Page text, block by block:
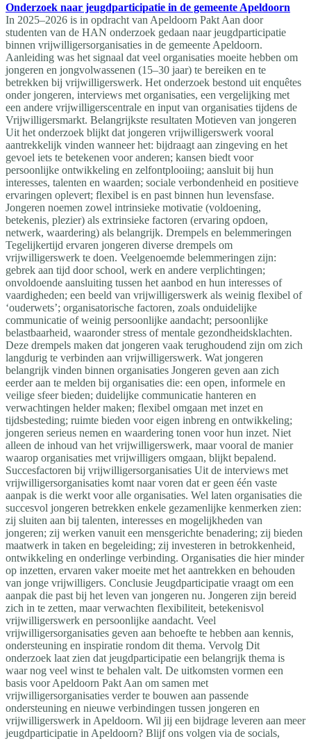
Onderzoek naar jeugdparticipatie in de gemeente Apeldoorn
In 2025–2026 is in opdracht van Apeldoorn Pakt Aan door
studenten van de HAN onderzoek gedaan naar jeugdparticipatie
binnen vrijwilligersorganisaties in de gemeente Apeldoorn.
Aanleiding was het signaal dat veel organisaties moeite hebben om
jongeren en jongvolwassenen (15–30 jaar) te bereiken en te
betrekken bij vrijwilligerswerk. Het onderzoek bestond uit enquêtes
onder jongeren, interviews met organisaties, een vergelijking met
een andere vrijwilligerscentrale en input van organisaties tijdens de
Vrijwilligersmarkt. Belangrijkste resultaten Motieven van jongeren
Uit het onderzoek blijkt dat jongeren vrijwilligerswerk vooral
aantrekkelijk vinden wanneer het: bijdraagt aan zingeving en het
gevoel iets te betekenen voor anderen; kansen biedt voor
persoonlijke ontwikkeling en zelfontplooiing; aansluit bij hun
interesses, talenten en waarden; sociale verbondenheid en positieve
ervaringen oplevert; flexibel is en past binnen hun levensfase.
Jongeren noemen zowel intrinsieke motivatie (voldoening,
betekenis, plezier) als extrinsieke factoren (ervaring opdoen,
netwerk, waardering) als belangrijk. Drempels en belemmeringen
Tegelijkertijd ervaren jongeren diverse drempels om
vrijwilligerswerk te doen. Veelgenoemde belemmeringen zijn:
gebrek aan tijd door school, werk en andere verplichtingen;
onvoldoende aansluiting tussen het aanbod en hun interesses of
vaardigheden; een beeld van vrijwilligerswerk als weinig flexibel of
‘ouderwets’; organisatorische factoren, zoals onduidelijke
communicatie of weinig persoonlijke aandacht; persoonlijke
belastbaarheid, waaronder stress of mentale gezondheidsklachten.
Deze drempels maken dat jongeren vaak terughoudend zijn om zich
langdurig te verbinden aan vrijwilligerswerk. Wat jongeren
belangrijk vinden binnen organisaties Jongeren geven aan zich
eerder aan te melden bij organisaties die: een open, informele en
veilige sfeer bieden; duidelijke communicatie hanteren en
verwachtingen helder maken; flexibel omgaan met inzet en
tijdsbesteding; ruimte bieden voor eigen inbreng en ontwikkeling;
jongeren serieus nemen en waardering tonen voor hun inzet. Niet
alleen de inhoud van het vrijwilligerswerk, maar vooral de manier
waarop organisaties met vrijwilligers omgaan, blijkt bepalend.
Succesfactoren bij vrijwilligersorganisaties Uit de interviews met
vrijwilligersorganisaties komt naar voren dat er geen één vaste
aanpak is die werkt voor alle organisaties. Wel laten organisaties die
succesvol jongeren betrekken enkele gezamenlijke kenmerken zien:
zij sluiten aan bij talenten, interesses en mogelijkheden van
jongeren; zij werken vanuit een mensgerichte benadering; zij bieden
maatwerk in taken en begeleiding; zij investeren in betrokkenheid,
ontwikkeling en onderlinge verbinding. Organisaties die hier minder
op inzetten, ervaren vaker moeite met het aantrekken en behouden
van jonge vrijwilligers. Conclusie Jeugdparticipatie vraagt om een
aanpak die past bij het leven van jongeren nu. Jongeren zijn bereid
zich in te zetten, maar verwachten flexibiliteit, betekenisvol
vrijwilligerswerk en persoonlijke aandacht. Veel
vrijwilligersorganisaties geven aan behoefte te hebben aan kennis,
ondersteuning en inspiratie rondom dit thema. Vervolg Dit
onderzoek laat zien dat jeugdparticipatie een belangrijk thema is
waar nog veel winst te behalen valt. De uitkomsten vormen een
basis voor Apeldoorn Pakt Aan om samen met
vrijwilligersorganisaties verder te bouwen aan passende
ondersteuning en nieuwe verbindingen tussen jongeren en
vrijwilligerswerk in Apeldoorn. Wil jij een bijdrage leveren aan meer
jeugdparticipatie in Apeldoorn? Blijf ons volgen via de socials,